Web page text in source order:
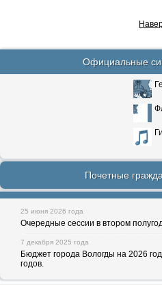
Официальные
Почетные
25 июня 2026 года
Очередные сессии в втором
7 декабря 2025 года
Бюджет города Вологды на 2026
годов.